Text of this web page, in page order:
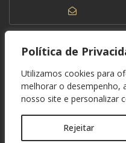
Política de
Utilizamos cookies para
melhorar o desempenho,
nosso site e personalizar
Rejeitar
© 1937 - 2026. Federação Paranaense de